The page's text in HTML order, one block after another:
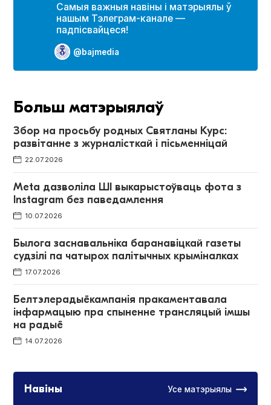
Самыя важныя навіны і матэрыялы ў
нашым Тэлеграм-канале —
падпісвайцеся!
@bajmedia
Больш матэрыялаў
Збор на просьбу родных Святланы Курс:
развітанне з журналісткай і пісьменніцай
22.07.2026
Meta дазволіла ШІ выкарыстоўваць фота з
Instagram без паведамлення
10.07.2026
Былога заснавальніка баранавіцкай газеты
судзілі па чатырох палітычных крыміналках
17.07.2026
Белтэлерадыёкампанія пракаментавала
інфармацыю пра спыненне трансляцый імшы
на радыё
14.07.2026
Навіны Усе матэрыялы